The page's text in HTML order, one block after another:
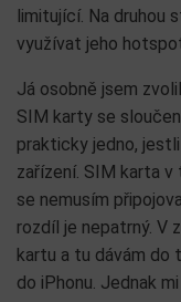
limitující. Na druhou
využívat jeho
Já osobně jsem
SIM karty se
prakticky jedno,
zařízení. SIM karta
se nemusím
rozdíl je nepatrný. V
kartu a tu dávám do
do iPhonu. Jednak